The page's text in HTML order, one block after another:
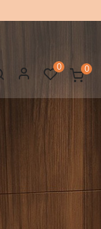
0 0